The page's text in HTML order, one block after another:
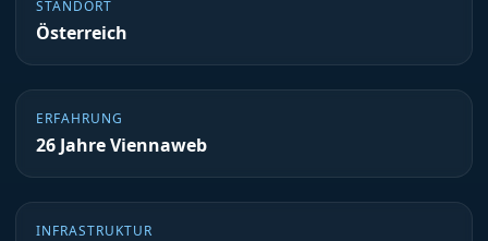
STANDORT
Österreich
ERFAHRUNG
26 Jahre Viennaweb
INFRASTRUKTUR